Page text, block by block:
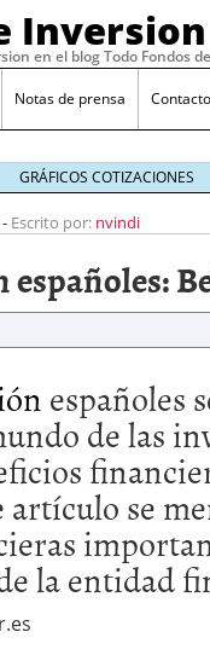
en el blog Todo Fondos
Notas de prensa Contacto
la categoría más
23, 2026
fondos en España:
febrero 16, 2026
alcanzan los
8, 2026
en España cierran
euros
GRÁFICOS COTIZACIONES
- Escrito por: nvindi
españoles
de las
se
la entidad